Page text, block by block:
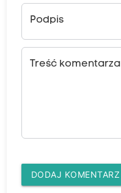
Podpis
Treść komentarza
DODAJ KOMENTARZ